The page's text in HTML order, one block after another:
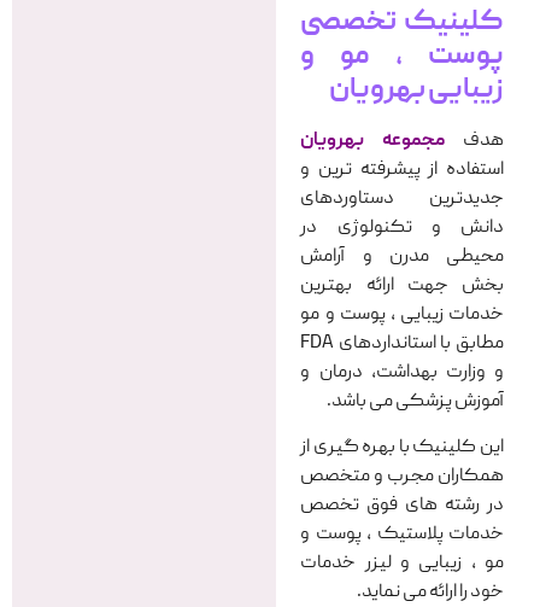
کلینیک تخصصی
پوست ، مو و
زیبایی بهرویان
هدف مجموعه بهرویان
استفاده از پیشرفته ترین و
جدیدترین دستاوردهای
دانش و تکنولوژی در
محیطی مدرن و آرامش
بخش جهت ارائه بهترین
خدمات زیبایی ، پوست و مو
مطابق با استانداردهای FDA
و وزارت بهداشت، درمان و
آموزش پزشکی می باشد.
این کلینیک با بهره گیری از
همکاران مجرب و متخصص
در رشته های فوق تخصص
خدمات پلاستیک ، پوست و
مو ، زیبایی و لیزر خدمات
خود را ارائه می نماید.